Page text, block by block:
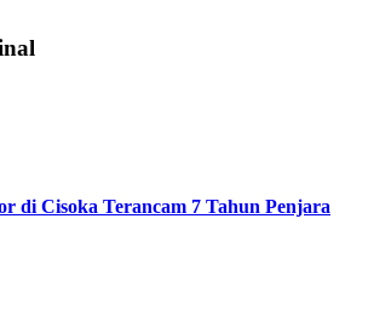
di Cisoka Terancam 7 Tahun Penjara